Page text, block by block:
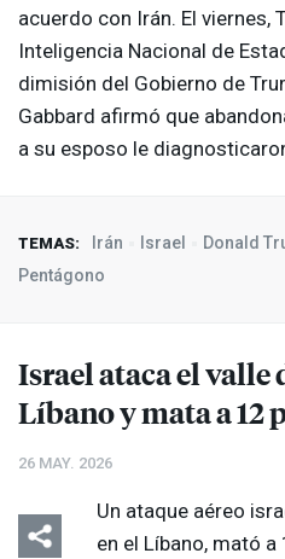
acuerdo con Irán. El viernes,
Inteligencia Nacional de
dimisión del Gobierno de
Gabbard afirmó que
a su esposo le
TEMAS: Irán Israel Donald
Pentágono
Israel ataca el valle
Líbano y mata a 12
26 MAY. 2026
Un ataque aéreo
en el Líbano, mató